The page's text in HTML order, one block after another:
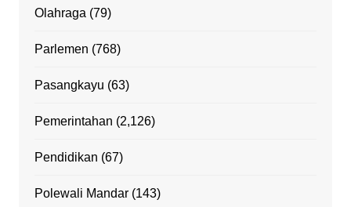
Olahraga (79)
Parlemen (768)
Pasangkayu (63)
Pemerintahan (2,126)
Pendidikan (67)
Polewali Mandar(143)